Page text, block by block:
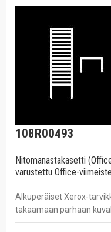
108R00493
Nitomanastakasetti
varustettu Office-
Alkuperäiset Xerox-
takaamaan parhaan